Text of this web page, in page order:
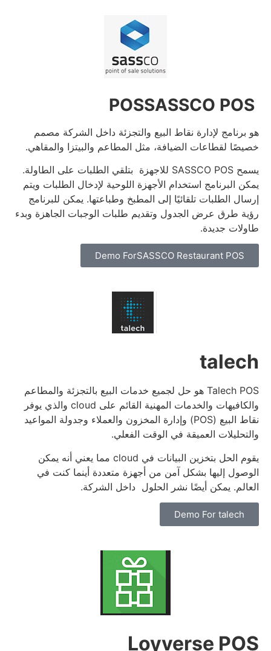
SASSCO POS
هو برنامج لإدارة نقاط البيع والتجزئة داخل الشركة مصمم
خصيصًا لقطاعات الضيافة، مثل المطاعم والبيتزا والمقاهي.
يسمح SASSCO POS للاجهزة بتلقي الطلبات على الطاولة.
يمكن البرنامج استخدام الأجهزة اللوحية لإدخال الطلبات ويتم
إرسال الطلبات تلقائيًا إلى المطبخ وطباعتها. يمكن للبرنامج
رؤية طرق عرض الجدول وتقديم طلبات الوجبات الجاهزة وبدء
طاولات جديدة.
Demo ForSASSCO Restaurant POS
talech
Talech POS هو حل لجميع خدمات البيع بالتجزئة والمطاعم
والكافيهات والخدمات المهنية القائم على cloudوالذي يوفر
نقاط البيع (POS) وإدارة المخزون والعملاء وجدولة المواعيد
والتحليلات العميقة في الوقت الفعلي.
يقوم الحل بتخزين البيانات في cloudمما يعني أنه يمكن
الوصول إليها بشكل آمن من أجهزة متعددة أينما كنت في
العالم. يمكن أيضًا نشر الحلول داخل الشركة.
Demo For talech
Loyverse POS